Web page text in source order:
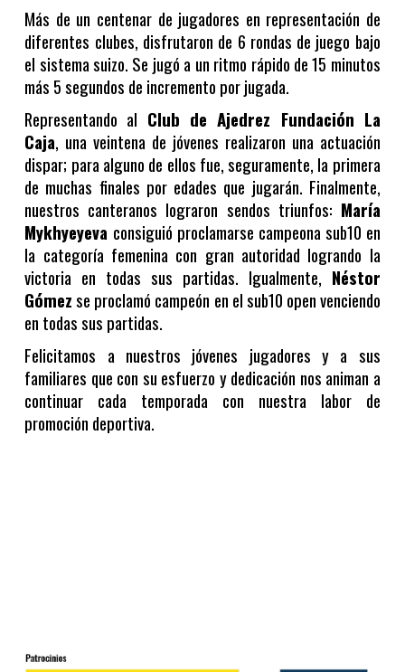
Más de un centenar de jugadores en representación de
diferentes clubes, disfrutaron de 6 rondas de juego bajo
el sistema suizo. Se jugó a un ritmo rápido de 15 minutos
más 5 segundos de incremento por jugada.
Representando al Club de Ajedrez Fundación La
Caja, una veintena de jóvenes realizaron una actuación
dispar; para alguno de ellos fue, seguramente, la primera
de muchas finales por edades que jugarán. Finalmente,
nuestros canteranos lograron sendos triunfos: María
Mykhyeyeva consiguió proclamarse campeona sub10 en
la categoría femenina con gran autoridad logrando la
victoria en todas sus partidas. Igualmente, Néstor
Gómezse proclamó campeón en el sub10 open venciendo
en todas sus partidas.
Felicitamos a nuestros jóvenes jugadores y a sus
familiares que con su esfuerzo y dedicación nos animan a
continuar cada temporada con nuestra labor de
promoción deportiva.